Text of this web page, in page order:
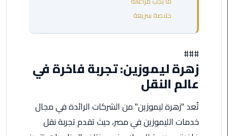
العرب
مطروح
ليموزين
العالمين
ليموزين
خلاصة سريعة
###
زهرة ليموزين: تجربة فاخرة في
عالم النقل
تُعد "زهرة ليموزين" من الشركات الرائدة في مجال
خدمات الليموزين في مصر، حيث تقدم تجربة نقل